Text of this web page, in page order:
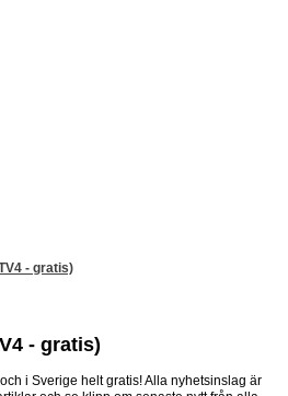
- gratis)
- gratis)
i Sverige helt gratis! Alla nyhetsinslag är